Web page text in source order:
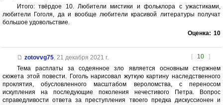
Итого: твёрдое 10. Любители мистики и фольклора с ужастиками,
любители Гоголя, да и вообще любители красивой литературы получат
большое удовольствие.
Оценка: 10
[ 10 ]
zotovvg75, 21 декабря 2021 г.
Тема расплаты за содеянное зло является основным стержнем
сюжета этой повести. Гоголь нарисовал жуткую картину наследственного
проклятия, обусловленного масштабом вероломства, с переносом
искупления на последующие поколения нечестивого Петра. Вопрос
справедливости ответа за преступления твоего предка дискуссионен и